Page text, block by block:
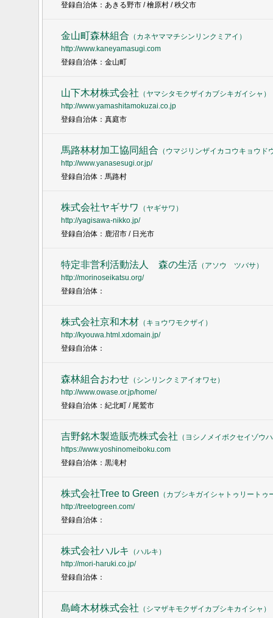
登録自治体：あきる野市 / 檜原村 / 秩父市
金山町森林組合 （ カネヤママチシンリンクミアイ ）
http://www.kaneyamasugi.com
登録自治体：金山町
山下木材株式会社 （ ヤマシタモクザイカブシキガイシャ ）
http://www.yamashitamokuzai.co.jp
登録自治体：真庭市
馬路林材加工協同組合 （ ウマジリンザイカコウキョウド
http://www.yanasesugi.or.jp/
登録自治体：馬路村
株式会社ヤギサワ （ ヤギサワ ）
http://yagisawa-nikko.jp/
登録自治体：鹿沼市 / 日光市
特定非営利活動法人 森の生活（ アソウ ツバサ）
http://morinoseikatsu.org/
登録自治体：
株式会社京和木材 （ キョウワモクザイ ）
http://kyouwa.html.xdomain.jp/
登録自治体：
森林組合おわせ（ シンリンクミアイオワセ ）
http://www.owase.or.jp/home/
登録自治体：紀北町 / 尾鷲市
吉野銘木製造販売株式会社 （ ヨシノメイボクセイゾウ
https://www.yoshinomeiboku.com
登録自治体：黒滝村
株式会社Tree to Green （ カブシキガイシャトゥリートゥ
http://treetogreen.com/
登録自治体：
株式会社ハルキ （ハルキ ）
http://mori-haruki.co.jp/
登録自治体：
島崎木材株式会社 （ シマザキモクザイカブシキカイシャ ）